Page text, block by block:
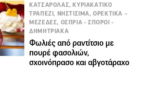
ΚΑΤΣΑΡΟΛΑΣ, ΚΥΡΙΑΚΑΤΙΚΟ
ΤΡΑΠΕΖΙ, ΝΗΣΤΙΣΙΜΑ, ΟΡΕΚΤΙΚΑ –
ΜΕΖΕΔΕΣ, ΟΣΠΡΙΑ - ΣΠΟΡΟΙ -
ΔΗΜΗΤΡΙΑΚΑ
Φωλιές από ραντίτσιο με
πουρέ φασολιών,
σχοινόπρασο και αβγοτάραχο